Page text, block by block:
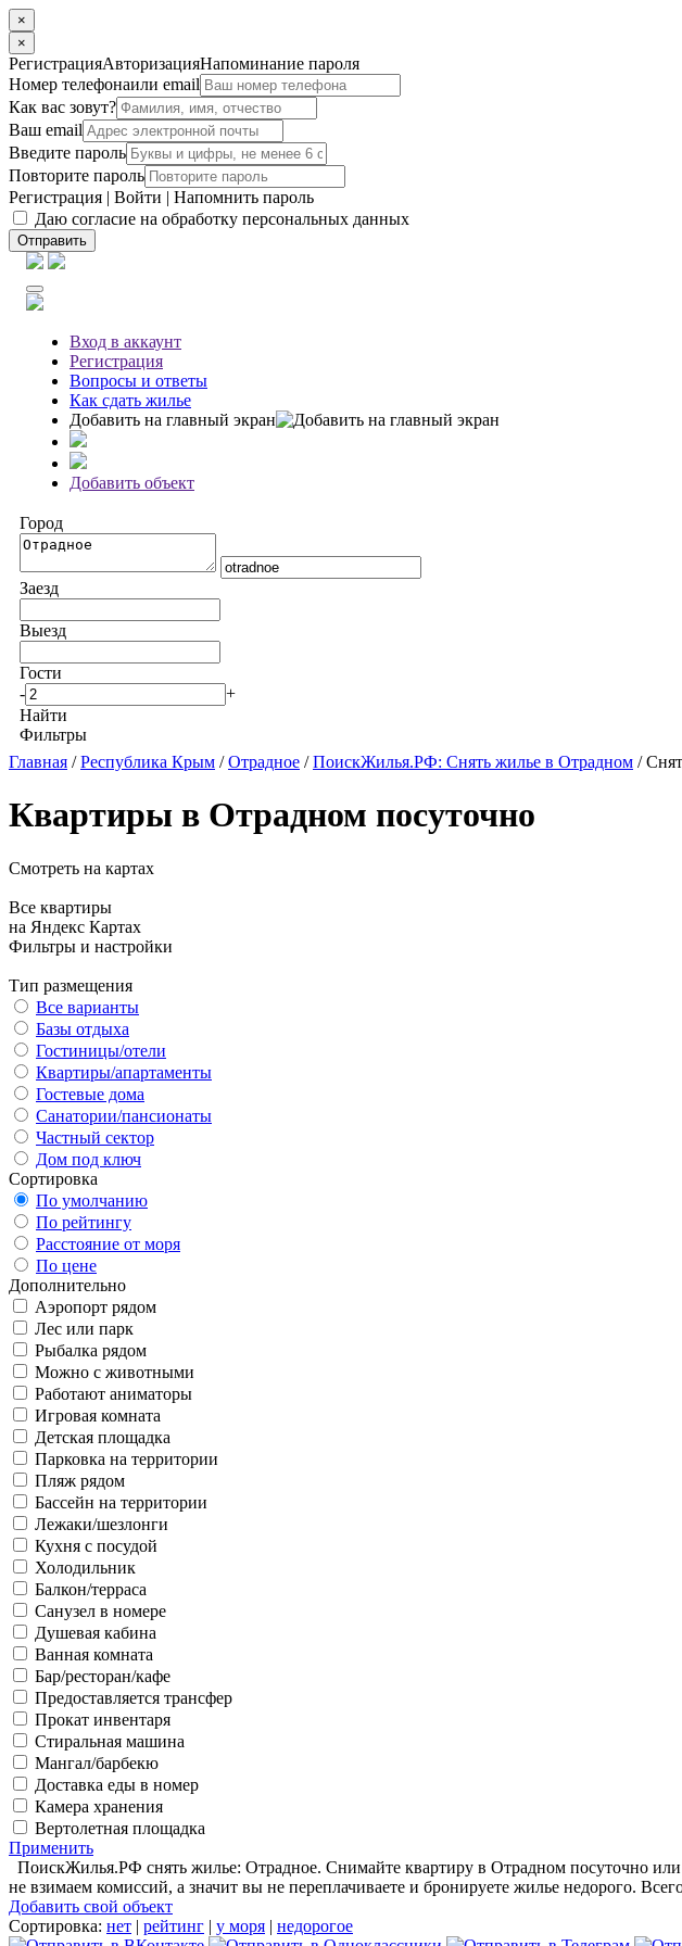
×
×
РегистрацияАвторизацияНапоминание пароля
Номер телефонаили email
Как вас зовут?
Ваш email
Введите пароль
Повторите пароль
Регистрация | Войти | Напомнить пароль
Даю согласие на обработку персональных данных
Отправить
Вход в аккаунт
Регистрация
Вопросы и ответы
Как сдать жилье
Добавить на главный экран
Добавить объект
Город
Заезд
Выезд
Гости
-
+
Найти
Фильтры
Главная /Республика Крым /Отрадное /ПоискЖилья.РФ: Снять жилье в Отрадном /
Квартиры в Отрадном посуточно
Смотреть на картах
Все квартиры
на Яндекс Картах
Фильтры и настройки
Тип размещения
Все варианты
Базы отдыха
Гостиницы/отели
Квартиры/апартаменты
Гостевые дома
Санатории/пансионаты
Частный сектор
Дом под ключ
Сортировка
По умолчанию
По рейтингу
Расстояние от моря
По цене
Дополнительно
Аэропорт рядом
Лес или парк
Рыбалка рядом
Можно с животными
Работают аниматоры
Игровая комната
Детская площадка
Парковка на территории
Пляж рядом
Бассейн на территории
Лежаки/шезлонги
Кухня с посудой
Холодильник
Балкон/терраса
Санузел в номере
Душевая кабина
Ванная комната
Бар/ресторан/кафе
Предоставляется трансфер
Прокат инвентаря
Стиральная машина
Мангал/барбекю
Доставка еды в номер
Камера хранения
Вертолетная площадка
Применить
ПоискЖилья.РФ снять жилье: Отрадное. Снимайте квартиру в Отрадном посуточно
не взимаем комиссий, а значит вы не переплачиваете и бронируете жилье недорого.
Добавить свой объект
Сортировка: нет | рейтинг | у моря | недорогое